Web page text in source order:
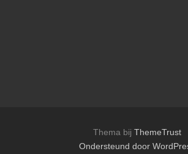
Thema bij ThemeTrust
Ondersteund door